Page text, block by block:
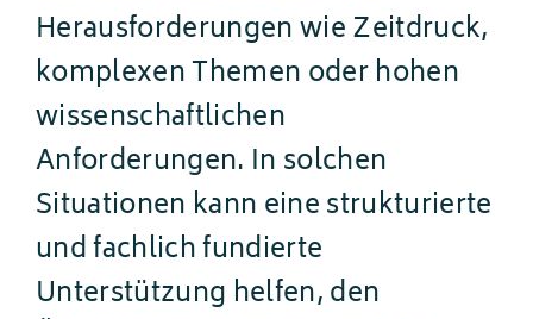
Herausforderungen wie Zeitdruck,
komplexen Themen oder hohen
wissenschaftlichen
Anforderungen. In solchen
Situationen kann eine strukturierte
und fachlich fundierte
Unterstützung helfen, den